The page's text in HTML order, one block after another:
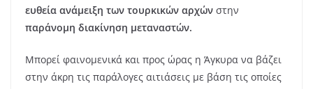
ευθεία ανάμειξη των τουρκικών αρχών στην
παράνομη διακίνηση μεταναστών.
Μπορεί φαινομενικά και προς ώρας η Άγκυρα να βάζει
στην άκρη τις παράλογες αιτιάσεις με βάση τις οποίες